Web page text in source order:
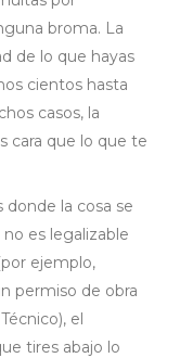
broma. La
de lo que hayas
cientos hasta
casos, la
cara que lo que te
donde la cosa se
es legalizable
ejemplo,
permiso de obra
el
tires abajo lo